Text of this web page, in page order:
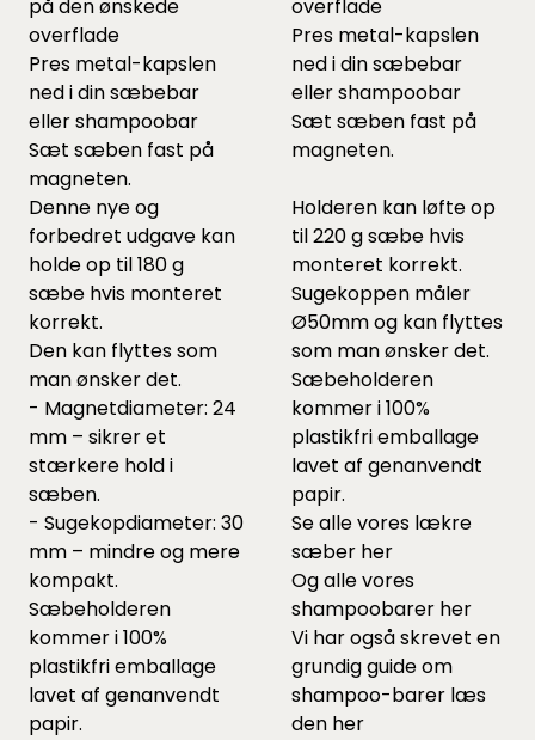
på den ønskede
overflade
Pres metal-kapslen
ned i din sæbebar
eller shampoobar
Sæt sæben fast på
magneten.
Denne nye og
forbedret udgave kan
holde op til 180 g
sæbe hvis monteret
korrekt.
Den kan flyttes som
man ønsker det.
- Magnetdiameter: 24
mm – sikrer et
stærkere hold i
sæben.
- Sugekopdiameter: 30
mm – mindre og mere
kompakt.
Sæbeholderen
kommer i 100%
plastikfri emballage
lavet af genanvendt
papir.
overflade
Pres metal-kapslen
ned i din sæbebar
eller shampoobar
Sæt sæben fast på
magneten.
Holderen kan løfte op
til 220 g sæbe hvis
monteret korrekt.
Sugekoppen måler
Ø50mm og kan flyttes
som man ønsker det.
Sæbeholderen
kommer i 100%
plastikfri emballage
lavet af genanvendt
papir.
Se alle vores lækre
sæber her
Og alle vores
shampoobarer her
Vi har også skrevet en
grundig guide om
shampoo-barer læs
den her